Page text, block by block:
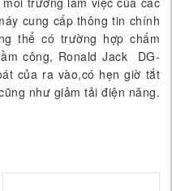
cung cấp thông tin chính
thể có trường hợp chấm
công, Ronald Jack DG-
của ra vào,có hẹn giờ tắt
như giảm tải điện năng.